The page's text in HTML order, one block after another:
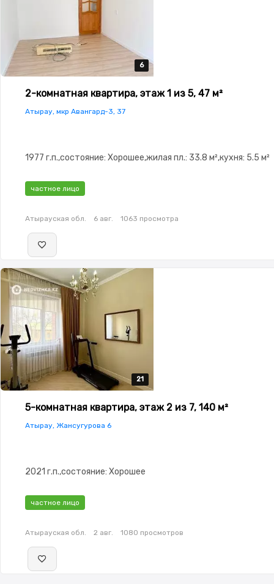
6
6
6
6
6
2-комнатная квартира, этаж 1 из 5, 47 м²
Атырау, мкр Авангард-3, 37
1977 г.п.,состояние: Хорошее,жилая пл.: 33.8 м²,кухня: 5.5 м²
частное лицо
Атырауская обл. 6 авг. 1063 просмотра
21
21
21
21
21
5-комнатная квартира, этаж 2 из 7, 140 м²
Атырау, Жансугурова 6
2021 г.п.,состояние: Хорошее
частное лицо
Атырауская обл. 2 авг. 1080 просмотров